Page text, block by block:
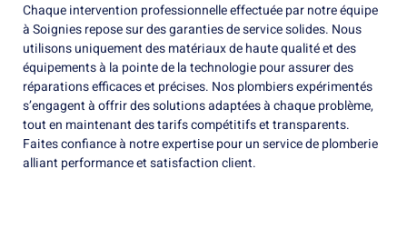
Chaque intervention professionnelle effectuée par notre équipe
à Soignies repose sur des garanties de service solides. Nous
utilisons uniquement des matériaux de haute qualité et des
équipements à la pointe de la technologie pour assurer des
réparations efficaces et précises. Nos plombiers expérimentés
s’engagent à offrir des solutions adaptées à chaque problème,
tout en maintenant des tarifs compétitifs et transparents.
Faites confiance à notre expertise pour un service de plomberie
alliant performance et satisfaction client.